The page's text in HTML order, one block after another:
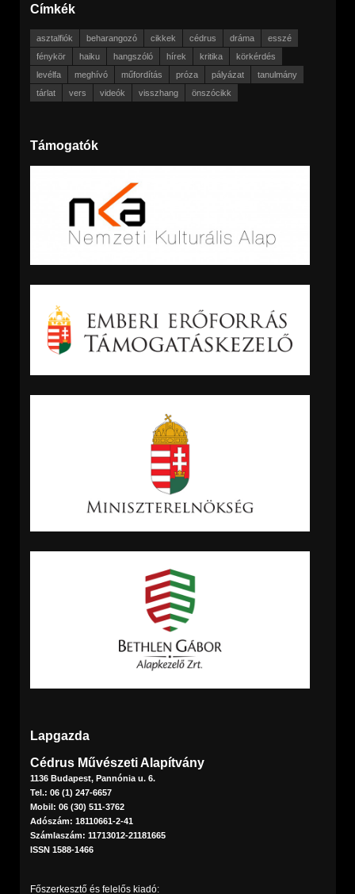
Címkék
asztalfiók beharangozó cikkek cédrus dráma
esszé
fénykör
haiku hangszóló hírek kritika
körkérdés
levélfa
meghívó műfordítás próza pályázat
tanulmány
tárlat
vers videók visszhang önszócikk
Támogatók
Lapgazda
Cédrus Művészeti Alapítvány
1136 Budapest, Pannónia u. 6.
Tel.: 06 (1) 247-6657
Mobil: 06 (30) 511-3762
Adószám: 18110661-2-41
Számlaszám: 11713012-21181665
ISSN 1588-1466
Főszerkesztő és felelős kiadó: